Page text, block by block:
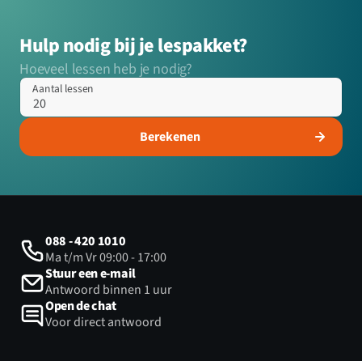
Hulp nodig bij je lespakket?
Hoeveel lessen heb je nodig?
Aantal lessen
Berekenen
088 - 420 1010
Ma t/m Vr 09:00 - 17:00
Stuur een e-mail
Antwoord binnen 1 uur
Open de chat
Voor direct antwoord